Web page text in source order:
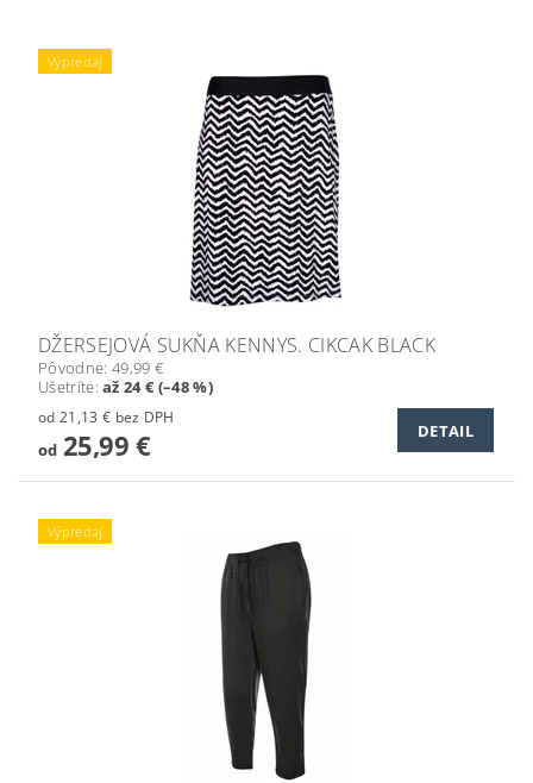
Výpredaj
DŽERSEJOVÁ SUKŇA KENNYS. CIKCAK BLACK
Pôvodne: 49,99 €
Ušetríte:až 24 € (–48 %)
od 21,13 € bez DPH
od25,99 € DETAIL
Výpredaj